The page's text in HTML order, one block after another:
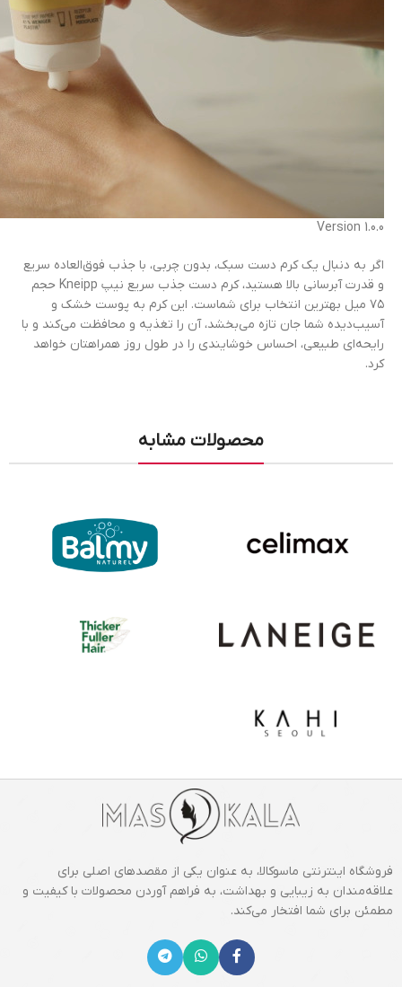
Version 1.0.0
اگر به دنبال یک کرم دست سبک، بدون چربی، با جذب فوق‌العاده سریع
و قدرت آبرسانی بالا هستید، کرم دست جذب سریع نیپ Kneipp حجم
۷۵ میل بهترین انتخاب برای شماست. این کرم به پوست خشک و
آسیب‌دیده شما جان تازه می‌بخشد، آن را تغذیه و محافظت می‌کند و با
رایحه‌ای طبیعی، احساس خوشایندی را در طول روز همراهتان خواهد
کرد.
محصولات مشابه
فروشگاه اینترنتی ماسوکالا، به عنوان یکی از مقصدهای اصلی برای
علاقه‌مندان به زیبایی و بهداشت، به فراهم آوردن محصولات با کیفیت و
مطمئن برای شما افتخار می‌کند.